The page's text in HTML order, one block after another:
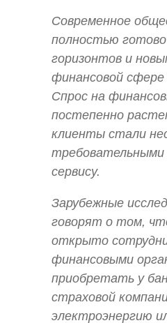
Современное
полностью
горизонтов и
финансовой
Спрос на
постепенно
клиенты стали
требовательными
сервису.
Зарубежные
говорят о том,
открыто
финансовыми
приобретать у
страховой
электроэнергию